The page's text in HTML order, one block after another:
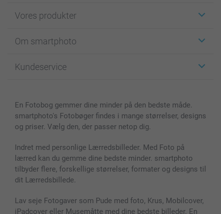
Vores produkter
Fotokort
Fotobøger
Cover til mobil & tablet
MyNameBook
Fotorammer & Tilbehør
Alle fotoprodukter
Om smartphoto
For affiliate
Sitemap
Betingelser og garantier
Kundeservice
smartbonus
Priser & betaling
En Fotobog gemmer dine minder på den bedste måde.
smartphoto's Fotobøger findes i mange størrelser, designs
og priser. Vælg den, der passer netop dig.
Indret med personlige Lærredsbilleder. Med Foto på
lærred kan du gemme dine bedste minder. smartphoto
tilbyder flere, forskellige størrelser, formater og designs til
dit Lærredsbillede.
Lav seje Fotogaver som Pude med foto, Krus, Mobilcover,
iPadcover eller Musemåtte med dine bedste billeder. En